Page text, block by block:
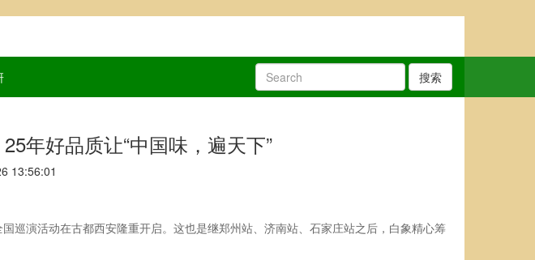
搜索
年好品质让“中国味，遍天下”
13:56:01
巡演活动在古都西安隆重开启。这也是继郑州站、济南站、石家庄站之后，白象精心筹